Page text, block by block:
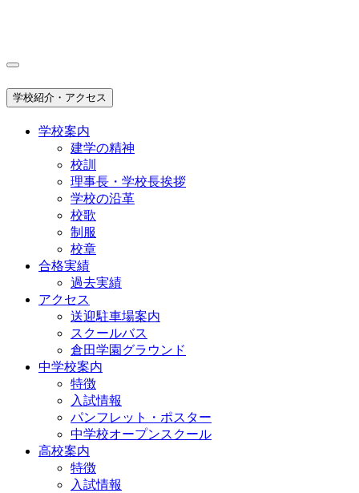
学校紹介・アクセス
学校案内
建学の精神
校訓
理事長・学校長挨拶
学校の沿革
校歌
制服
校章
合格実績
過去実績
アクセス
送迎駐車場案内
スクールバス
倉田学園グラウンド
中学校案内
特徴
入試情報
パンフレット・ポスター
中学校オープンスクール
高校案内
特徴
入試情報